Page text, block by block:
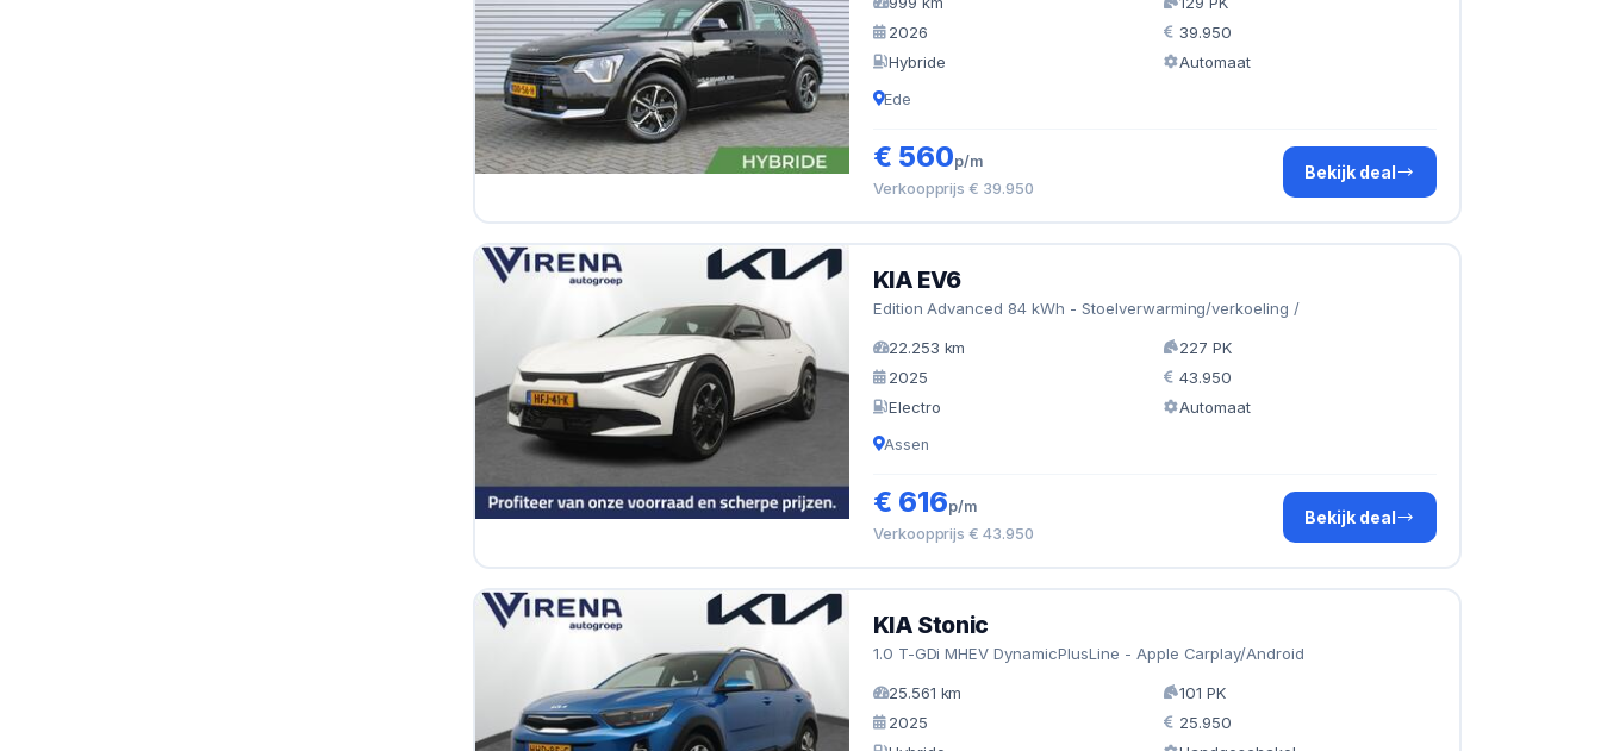
2026
39.950
Hybride
Automaat
Ede
€ 560p/m
Verkoopprijs € 39.950
Bekijk deal
KIA EV6
Edition Advanced 84 kWh - Stoelverwarming/verkoeling /
22.253 km
227 PK
2025
43.950
Electro
Automaat
Assen
€ 616p/m
Verkoopprijs € 43.950
Bekijk deal
KIA Stonic
1.0 T-GDi MHEV DynamicPlusLine - Apple Carplay/Android
25.561 km
101 PK
2025
25.950